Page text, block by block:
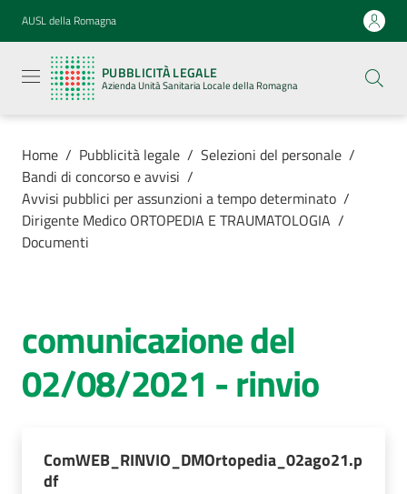
Vai al contenuto
Vai alla navigazione
Vai al footer
AUSL della Romagna
PUBBLICITÀ LEGALE
Azienda Unità Sanitaria Locale della Romagna
legale
Azienda
Unità
Locale della
Azienda
Luoghi di
cura
Comunica
Home / Pubblicità legale / Selezioni del personale /
Bandi di concorso e avvisi /
Avvisi pubblici per assunzioni a tempo determinato /
Dirigente Medico ORTOPEDIA E TRAUMATOLOGIA /
Documenti
comunicazione del
02/08/2021 - rinvio
ComWEB_RINVIO_DMOrtopedia_02ago21.p
df